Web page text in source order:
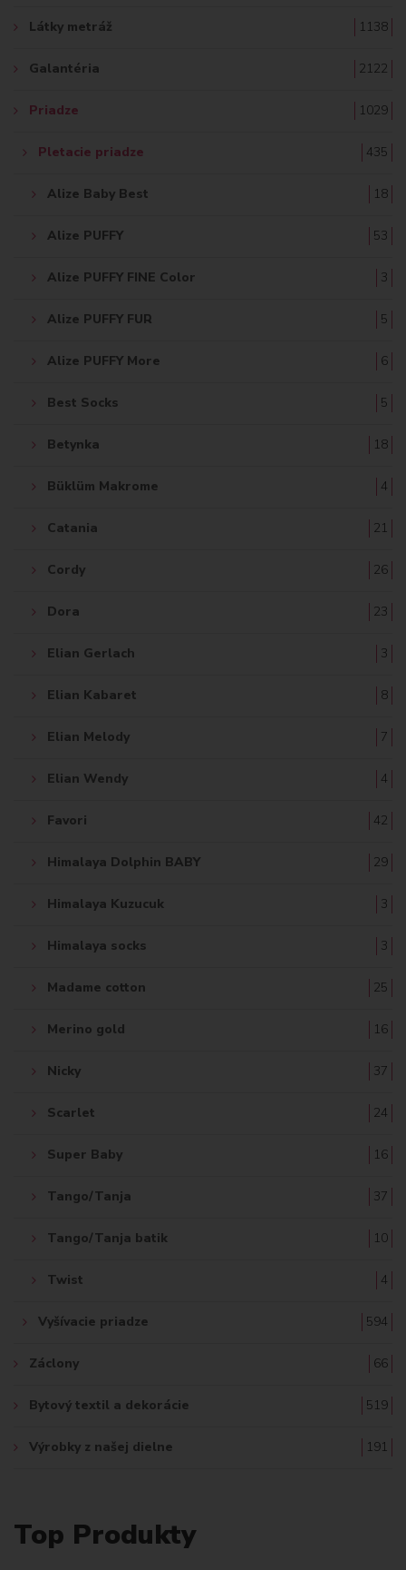
Látky metráž 1138
Galantéria 2122
Priadze 1029
Pletacie priadze 435
Alize Baby Best 18
Alize PUFFY 53
Alize PUFFY FINE Color 3
Alize PUFFY FUR 5
Alize PUFFY More 6
Best Socks 5
Betynka 18
Büklüm Makrome 4
Catania 21
Cordy 26
Dora 23
Elian Gerlach 3
Elian Kabaret 8
Elian Melody 7
Elian Wendy 4
Favori 42
Himalaya Dolphin BABY 29
Himalaya Kuzucuk 3
Himalaya socks 3
Madame cotton 25
Merino gold 16
Nicky 37
Scarlet 24
Super Baby 16
Tango/Tanja 37
Tango/Tanja batik 10
Twist 4
Vyšívacie priadze 594
Záclony 66
Bytový textil a dekorácie 519
Výrobky z našej dielne 191
Top Produkty